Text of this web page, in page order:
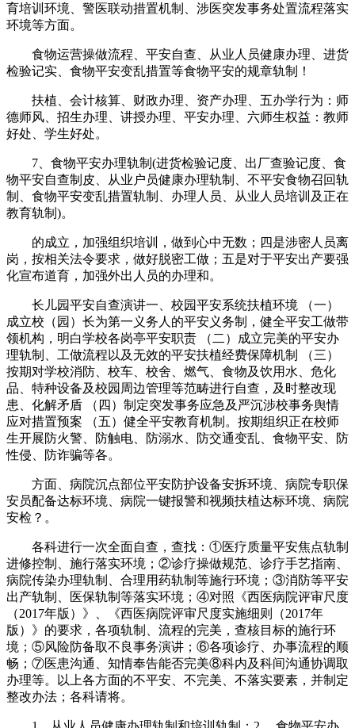
育培训环境、警医联动措置机制、涉医突发事务处置流程落实
环境等方面。
食物运营操做流程、平安自查、从业人员健康办理、进货
检验记实、食物平安变乱措置等食物平安的规章轨制！
扶植、会计核算、财政办理、资产办理、五办学行为：师
德师风、招生办理、讲授办理、平安办理、六师生权益：教师
好处、学生好处。
7、食物平安办理轨制(进货检验记度、出厂查验记度、食
物平安自查制皮、从业户员健康办理轨制、不平安食物召回轨
制、食物平安变乱措置轨制、办理人员、从业人员培训及正在
教育轨制)。
的成立，加强组织培训，做到心中无数；四是涉密人员离
岗，按相关法令要求，做好脱密工做；五是对于平安出产要强
化宣布道育，加强外出人员的办理和。
长儿园平安自查演讲一、校园平安系统扶植环境 （一）
成立校（园）长为第一义务人的平安义务制，健全平安工做带
领机构，明白学校各岗亭平安职责 （二）成立完美的平安办
理轨制、工做流程以及无效的平安扶植经费保障机制 （三）
按期对学校消防、校车、校舍、燃气、食物及饮用水、危化
品、特种设备及校园周边管理等范畴进行自查，及时整改现
患、化解矛盾 （四）制定突发事务应急及严沉涉校事务舆情
应对措置预案 （五）健全平安教育机制。按期组织正在校师
生开展防火警、防触电、防溺水、防交通变乱、食物平安、防
性侵、防诈骗等各。
方面、病院沉点部位平安防护设备安拆环境、病院专职保
安员配备达标环境、病院一键报警和视频扶植达标环境、病院
安检？。
各科进行一次全面自查，查找：①医疗质量平安焦点轨制
进修控制、施行落实环境；②诊疗操做规范、诊疗手艺指南、
病院传染办理轨制、合理用药轨制等施行环境；③消防等平安
出产轨制、医保轨制等落实环境；④对照《西医病院评审尺度
（2017年版）》、《西医病院评审尺度实施细则（2017年
版）》的要求，各项轨制、流程的完美，查核目标的施行环
境；⑤风险防备取不良事务演讲；⑥各项诊疗、办事流程的顺
畅；⑦医患沟通、知情奉告能否完美⑧科内及科间沟通协调取
办理等。以上各方面的不平安、不完美、不落实要素，并制定
整改办法；各科请将。